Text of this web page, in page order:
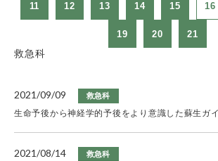
11 12 13 14 15 16
19 20 21
救急科
2021/09/09 救急科
生命予後から神経学的予後をより意識した蘇生ガ
2021/08/14 救急科